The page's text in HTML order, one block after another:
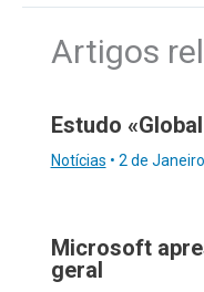
Artigos
Estudo
Notícias • 2 de
Microsoft
geral